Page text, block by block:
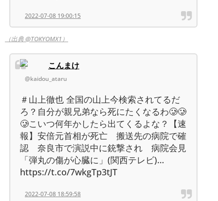
2022-07-08 19:00:15
（出典 @TOKYOMX1）
こんまけ
@kaidou_ataru
＃山上徹也 全国の山上今検索されてるだ
ろ？自分が親兄弟なら死にたくなるわ🥲🥲
🥲こいつ何年かしたら出てくるよな？【速
報】安倍元首相が死亡 搬送先の病院で確
認 奈良市で演説中に銃撃され 病院会見
「弾丸の傷が心臓に」(関西テレビ)…
https://t.co/7wkgTp3tJT
2022-07-08 18:59:58